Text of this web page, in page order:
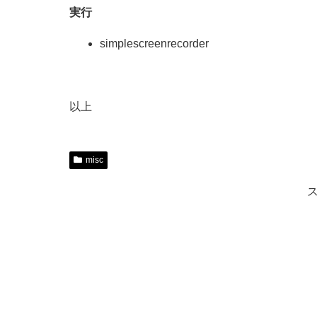
実行
simplescreenrecorder
以上
misc